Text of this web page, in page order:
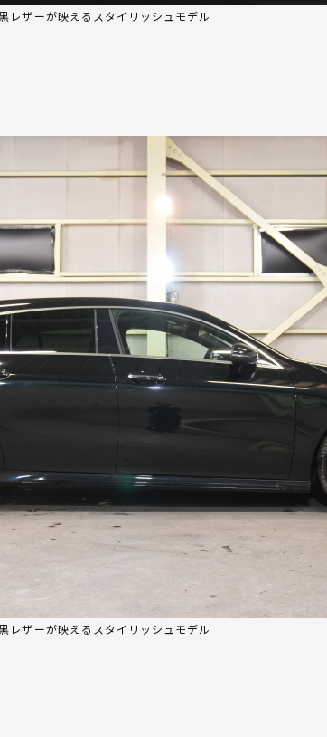
レザーが映えるスタイリッシュモデル
レザーが映えるスタイリッシュモデル